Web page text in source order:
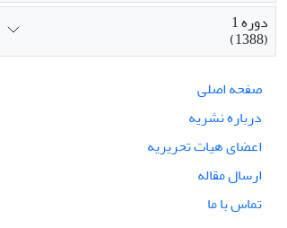
دوره 1
(1388)
صفحه اصلی
درباره نشریه
اعضای هیات تحریریه
ارسال مقاله
تماس با ما